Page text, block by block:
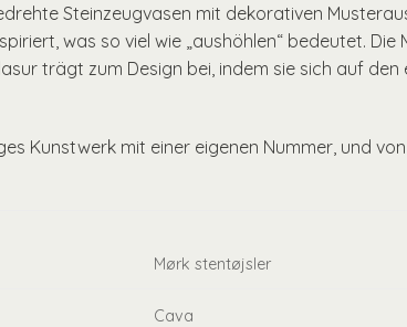
Steinzeugvasen mit dekorativen
was so viel wie „aushöhlen“ bedeutet.
trägt zum Design bei, indem sie sich auf
Kunstwerk mit einer eigenen Nummer, und
Mørk stentøjsler
Cava